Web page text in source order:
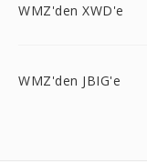
WMZ'den XWD'e
WMZ'den JBIG'e